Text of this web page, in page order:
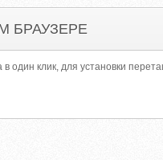
БРАУЗЕРЕ
в один клик, для установки